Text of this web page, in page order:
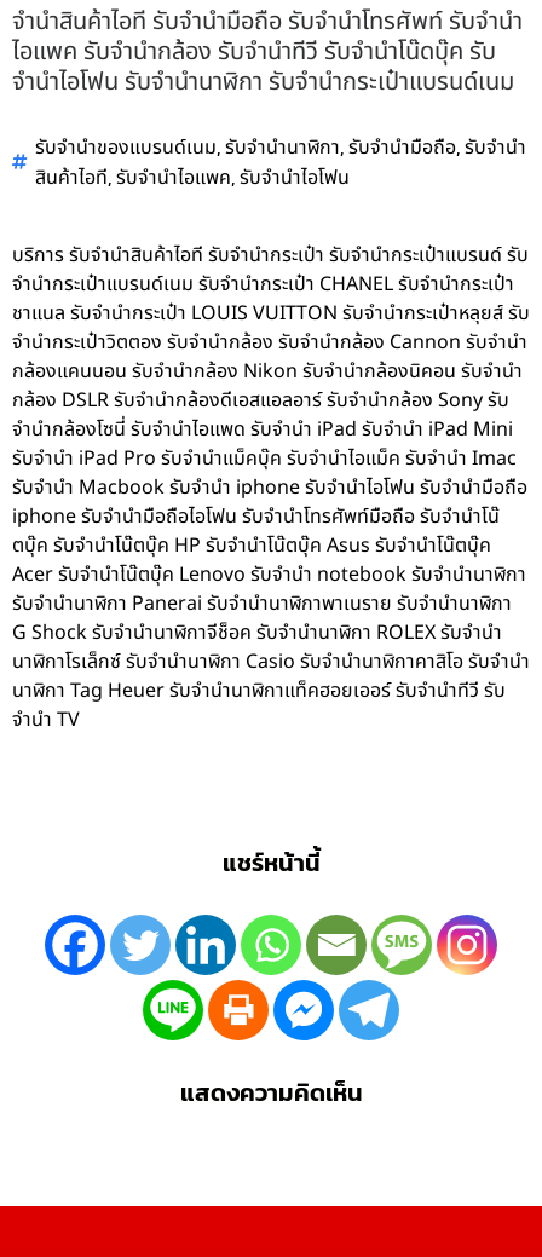
จำนำสินค้าไอที รับจำนำมือถือ รับจำนำโทรศัพท์ รับจำนำ
ไอแพค รับจำนำกล้อง รับจำนำทีวี รับจำนำโน๊ดบุ๊ค รับ
จำนำไอโฟน รับจำนำนาฬิกา รับจำนำกระเป๋าแบรนด์เนม
รับจำนำของแบรนด์เนม,รับจำนำนาฬิกา,รับจำนำมือถือ,รับจำนำ
สินค้าไอที,รับจำนำไอแพค,รับจำนำไอโฟน
บริการ รับจำนำสินค้าไอที รับจำนำกระเป๋า รับจำนำกระเป๋าแบรนด์ รับ
จำนำกระเป๋าแบรนด์เนม รับจำนำกระเป๋า CHANEL รับจำนำกระเป๋า
ชาแนล รับจำนำกระเป๋า LOUIS VUITTON รับจำนำกระเป๋าหลุยส์ รับ
จำนำกระเป๋าวิตตอง รับจำนำกล้อง รับจำนำกล้อง Cannon รับจำนำ
กล้องแคนนอน รับจำนำกล้อง Nikon รับจำนำกล้องนิคอน รับจำนำ
กล้อง DSLR รับจำนำกล้องดีเอสแอลอาร์ รับจำนำกล้อง Sony รับ
จำนำกล้องโซนี่ รับจำนำไอแพด รับจำนำ iPad รับจำนำ iPad Mini
รับจำนำ iPad Pro รับจำนำแม็คบุ๊ค รับจำนำไอแม็ค รับจำนำ Imac
รับจำนำ Macbook รับจำนำ iphone รับจำนำไอโฟน รับจำนำมือถือ
iphone รับจำนำมือถือไอโฟน รับจำนำโทรศัพท์มือถือ รับจำนำโน๊
ตบุ๊ค รับจำนำโน๊ตบุ๊ค HP รับจำนำโน๊ตบุ๊ค Asus รับจำนำโน๊ตบุ๊ค
Acer รับจำนำโน๊ตบุ๊ค Lenovo รับจำนำ notebook รับจำนำนาฬิกา
รับจำนำนาฬิกา Panerai รับจำนำนาฬิกาพาเนราย รับจำนำนาฬิกา
G Shock รับจำนำนาฬิกาจีช็อค รับจำนำนาฬิกา ROLEX รับจำนำ
นาฬิกาโรเล็กซ์ รับจำนำนาฬิกา Casio รับจำนำนาฬิกาคาสิโอ รับจำนำ
นาฬิกา Tag Heuer รับจำนำนาฬิกาแท็คฮอยเออร์ รับจำนำทีวี รับ
จำนำ TV
แชร์หน้านี้
แสดงความคิดเห็น